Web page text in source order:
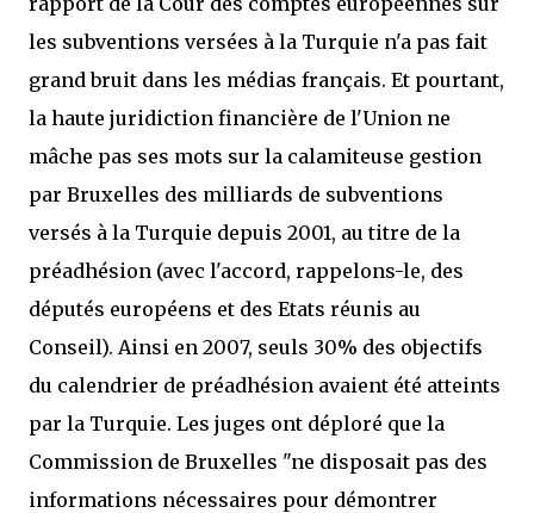
les subventions versées à la Turquie n'a pas fait
grand bruit dans les médias français. Et pourtant,
la haute juridiction financière de l'Union ne
mâche pas ses mots sur la calamiteuse gestion
par Bruxelles des milliards de subventions
versés à la Turquie depuis 2001, au titre de la
préadhésion (avec l'accord, rappelons-le, des
députés européens et des Etats réunis au
Conseil). Ainsi en 2007, seuls 30% des objectifs
du calendrier de préadhésion avaient été atteints
par la Turquie. Les juges ont déploré que la
Commission de Bruxelles "ne disposait pas des
informations nécessaires pour démontrer